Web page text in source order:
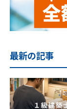
最新の記事